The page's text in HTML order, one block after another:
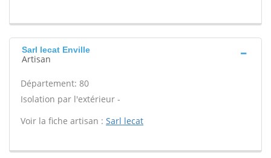
Sarl lecat Enville
Artisan
Département: 80
Isolation par l'extérieur -
Voir la fiche artisan : Sarl lecat